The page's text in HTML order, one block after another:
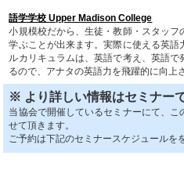
語学学校 Upper Madison College
小規模校だから、生徒・教師・スタッ
学ぶことが出来ます。実際に使える英
ルカリキュラムは、英語で考え、英語
るので、アナタの英語力を飛躍的に向上
※ より詳しい情報はセミナー
当協会で開催しているセミナーにて、こ
せて頂きます。
ご予約は下記のセミナースケジュールを